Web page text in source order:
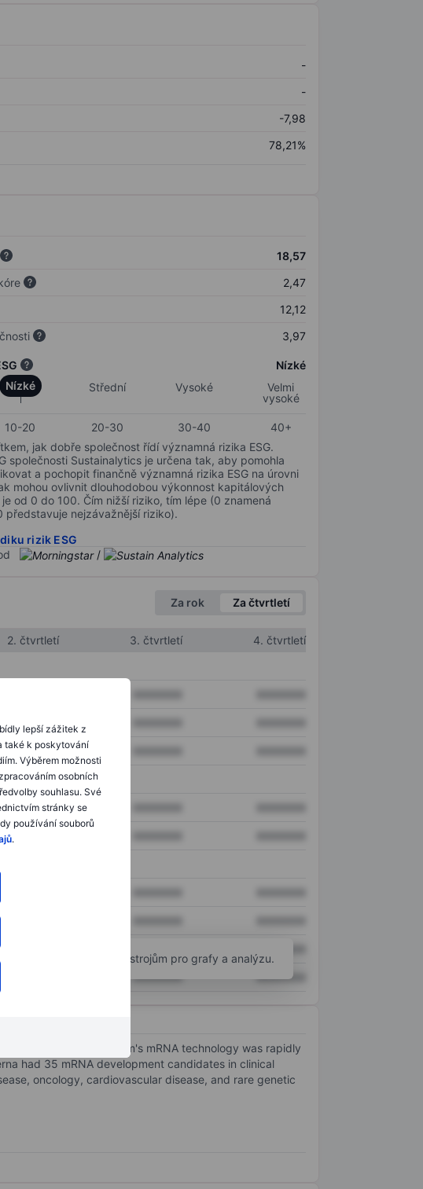
lepší zážitek z
také k poskytování
Výběrem možnosti
osobních
souhlasu. Své
stránky se
používání souborů
.
-
-
-7,98
78,21%
18,57
2,47
12,12
3,97
Nízké
Nízké Střední Vysoké
Velmi
vysoké
10-20 20-30 30-40
40+
jak dobře společnost řídí významná rizika ESG.
společnosti Sustainalytics je určena tak, aby pomohla
a pochopit finančně významná rizika ESG na úrovni
mohou ovlivnit dlouhodobou výkonnost kapitálových
od 0 do 100. Čím nižší riziko, tím lépe (0 znamená
představuje nejzávažnější riziko).
rizik ESG
/
Za rok Za čtvrtletí
2. čtvrtletí 3. čtvrtletí
4. čtvrtletí
XXXXXXX
XXXXXXX
XXXXXXX
XXXXXXX
XXXXXXX XXXXXXX
přístup k pokročilým nástrojům pro grafy a analýzu.
2018. The firm's mRNA technology was rapidly
had 35 mRNA development candidates in clinical
oncology, cardiovascular disease, and rare genetic